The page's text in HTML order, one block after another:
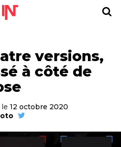
versions,
à côté de
le 12 octobre 2020